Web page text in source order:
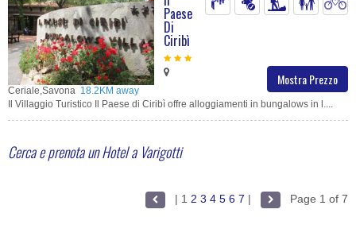
Mostra Prezzo
Paese
Di
Ciribì
Ceriale,Savona 18.2KM away
Il Villaggio Turistico Il Paese di Ciribì offre alloggiamenti in bungalows in l....
Cerca e prenota un Hotel a Varigotti
| 1 2 3 4 5 6 7 | Page 1 of 7